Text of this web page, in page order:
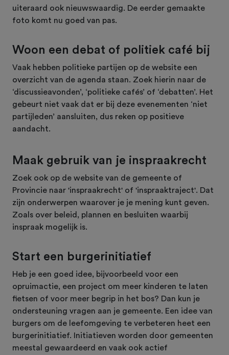
uiteraard ook nieuwswaardig. De eerder gemaakte
foto komt nu goed van pas.
Woon een debat of politiek café bij
Vaak hebben politieke partijen op de website een
overzicht van de agenda staan. Zoek hierin naar de
‘discussieavonden’, ‘politieke cafés’ of ‘debatten’. Het
gebeurt niet vaak dat er bij deze evenementen ‘niet
partijleden’ aansluiten, dus reken op positieve
aandacht.
Maak gebruik van je inspraakrecht
Zoek ook op de website van de gemeente of
Provincie naar 'inspraakrecht' of 'inspraaktraject'. Dat
zijn onderwerpen waarover je je mening kunt geven.
Zoals over beleid, plannen en besluiten waarbij
inspraak mogelijk is.
Start een burgerinitiatief
Heb je een goed idee, bijvoorbeeld voor een
opruimactie, een project om meer kinderen te laten
fietsen of voor meer begrip in het bos? Dan kun je
ondersteuning vragen aan je gemeente. Een idee van
burgers om de leefomgeving te verbeteren heet een
burgerinitiatief. Initiatieven worden door gemeenten
meestal gewaardeerd en vaak ook actief